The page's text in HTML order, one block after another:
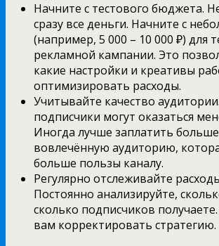
Начните с тестового бюджета.
сразу все деньги. Начните с
(например, 5 000 – 10 000 ₽) для
рекламной кампании. Это
какие настройки и креативы
оптимизировать расходы.
Учитывайте качество
подписчики могут оказаться
Иногда лучше заплатить
вовлечённую аудиторию,
больше пользы каналу.
Регулярно отслеживайте
Постоянно анализируйте,
сколько подписчиков
вам корректировать стратегию.